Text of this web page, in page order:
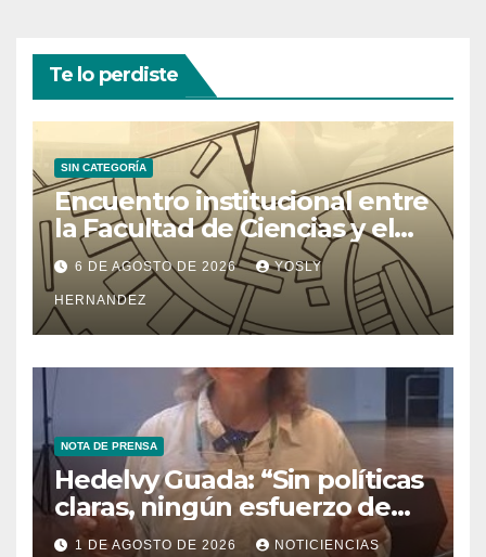
Te lo perdiste
SIN CATEGORÍA
Encuentro institucional entre
la Facultad de Ciencias y el
Ministerio de Ciencia y
Tecnología
6 DE AGOSTO DE 2026 YOSLY
HERNANDEZ
NOTA DE PRENSA
Hedelvy Guada: “Sin políticas
claras, ningún esfuerzo de
conservación rendirá frutos”
1 DE AGOSTO DE 2026 NOTICIENCIAS